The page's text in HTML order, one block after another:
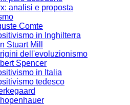
analisi e proposta
Comte
in Inghilterra
Stuart Mill
dell'evoluzionismo
Spencer
in Italia
tedesco